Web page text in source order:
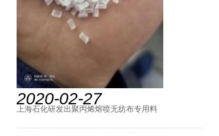
2020-02-27
上海石化研发出聚丙烯熔喷无纺布专用料